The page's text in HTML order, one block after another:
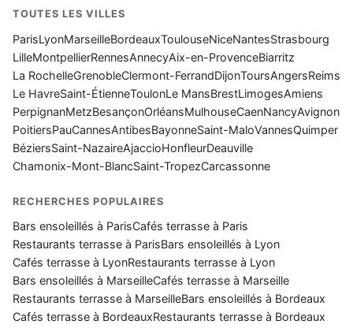
TOUTES LES VILLES
ParisLyonMarseilleBordeauxToulouseNiceNantesStrasbourg
LilleMontpellierRennesAnnecyAix-en-ProvenceBiarritz
La RochelleGrenobleClermont-FerrandDijonToursAngersReims
Le HavreSaint-ÉtienneToulonLe MansBrestLimogesAmiens
PerpignanMetzBesançonOrléansMulhouseCaenNancyAvignon
PoitiersPauCannesAntibesBayonneSaint-MaloVannesQuimper
BéziersSaint-NazaireAjaccioHonfleurDeauville
Chamonix-Mont-BlancSaint-TropezCarcassonne
RECHERCHES POPULAIRES
Bars ensoleillés à ParisCafés terrasse à Paris
Restaurants terrasse à ParisBars ensoleillés à Lyon
Cafés terrasse à LyonRestaurants terrasse à Lyon
Bars ensoleillés à MarseilleCafés terrasse à Marseille
Restaurants terrasse à MarseilleBars ensoleillés à Bordeaux
Cafés terrasse à BordeauxRestaurants terrasse à Bordeaux